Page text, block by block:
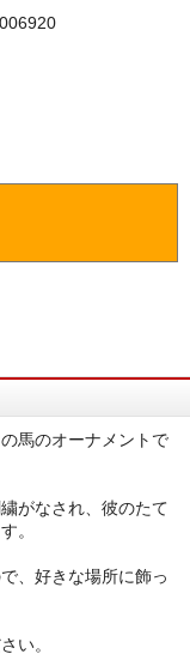
馬のオーナメントで
がなされ、彼のたて
。
、好きな場所に飾っ
い。